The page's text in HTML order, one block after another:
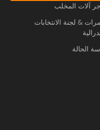
آلات المخلب
& لجنة الانتخابات
الحالة